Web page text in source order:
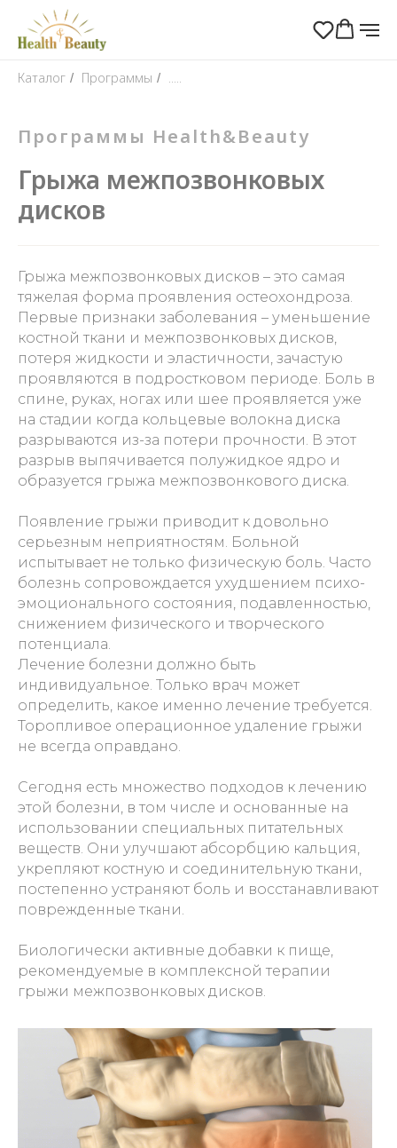
Каталог / Программы / .....
Программы Health&Beauty
Грыжа межпозвонковых
дисков
Грыжа межпозвонковых дисков – это самая
тяжелая форма проявления остеохондроза.
Первые признаки заболевания – уменьшение
костной ткани и межпозвонковых дисков,
потеря жидкости и эластичности, зачастую
проявляются в подростковом периоде. Боль в
спине, руках, ногах или шее проявляется уже
на стадии когда кольцевые волокна диска
разрываются из-за потери прочности. В этот
разрыв выпячивается полужидкое ядро и
образуется грыжа межпозвонкового диска.
Появление грыжи приводит к довольно
серьезным неприятностям. Больной
испытывает не только физическую боль. Часто
болезнь сопровождается ухудшением психо-
эмоционального состояния, подавленностью,
снижением физического и творческого
потенциала.
Лечение болезни должно быть
индивидуальное. Только врач может
определить, какое именно лечение требуется.
Торопливое операционное удаление грыжи
не всегда оправдано.
Сегодня есть множество подходов к лечению
этой болезни, в том числе и основанные на
использовании специальных питательных
веществ. Они улучшают абсорбцию кальция,
укрепляют костную и соединительную ткани,
постепенно устраняют боль и восстанавливают
поврежденные ткани.
Биологически активные добавки к пище,
рекомендуемые в комплексной терапии
грыжи межпозвонковых дисков.